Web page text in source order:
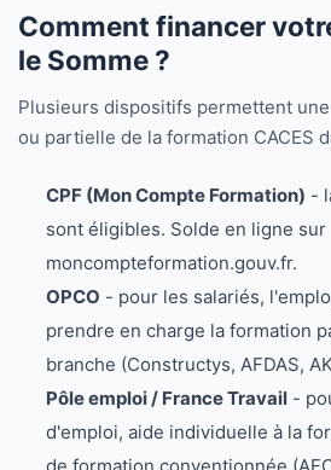
Comment financer
le Somme ?
Plusieurs dispositifs permettent
ou partielle de la formation CACES
CPF (Mon Compte Formation) -
sont éligibles. Solde en ligne sur
moncompteformation.gouv.fr.
OPCO - pour les salariés,
prendre en charge la formation
branche (Constructys, AFDAS,
Pôle emploi / France Travail-
d'emploi, aide individuelle à la